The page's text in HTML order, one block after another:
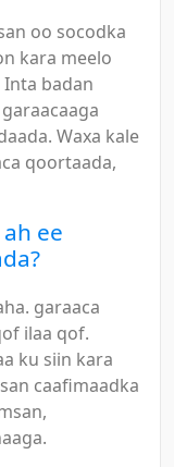
oo socodka
kara meelo
badan
Waxa kale
qoortaada,
ee
garaaca
ilaa qof.
ku siin kara
caafimaadka